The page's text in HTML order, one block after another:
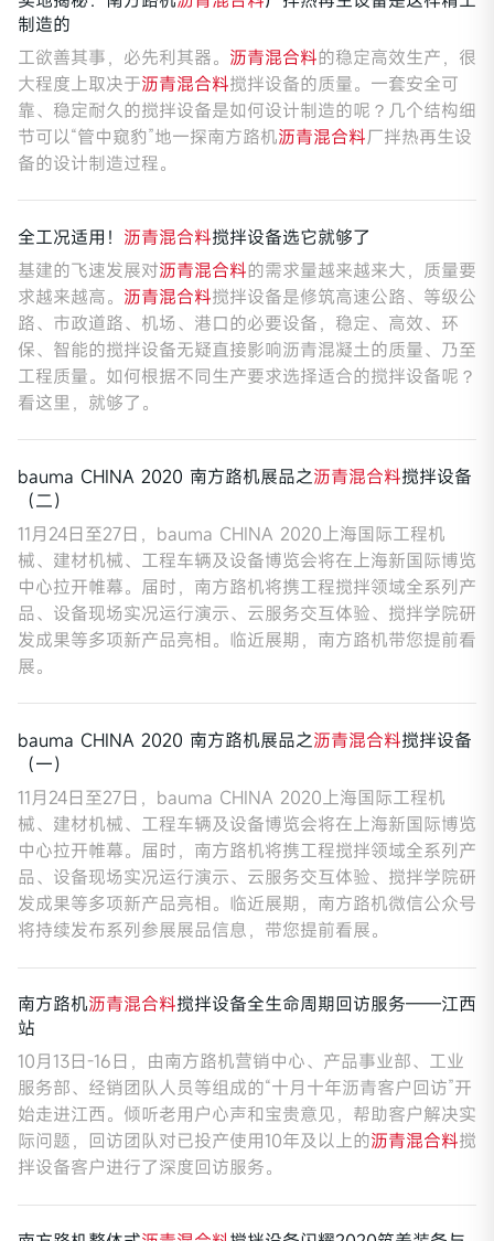
制造的
​工欲善其事，必先利其器。 沥青混合料的稳定高效生产，很
大程度上取决于沥青混合料搅拌设备的质量。一套安全可
靠、稳定耐久的搅拌设备是如何设计制造的呢？几个结构细
节可以“管中窥豹”地一探南方路机沥青混合料厂拌热再生设
备的设计制造过程。
全工况适用！ 沥青混合料搅拌设备选它就够了
基建的飞速发展对沥青混合料的需求量越来越来大，质量要
求越来越高。 沥青混合料搅拌设备是修筑高速公路、等级公
路、市政道路、机场、港口的必要设备，稳定、高效、环
保、智能的搅拌设备无疑直接影响沥青混凝土的质量、乃至
工程质量。如何根据不同生产要求选择适合的搅拌设备呢？
看这里，就够了。
bauma CHINA 2020 南方路机展品之沥青混合料搅拌设备
（二）
11月24日至27日，bauma CHINA 2020上海国际工程机
械、建材机械、工程车辆及设备博览会将在上海新国际博览
中心拉开帷幕。届时，南方路机将携工程搅拌领域全系列产
品、设备现场实况运行演示、云服务交互体验、搅拌学院研
发成果等多项新产品亮相。临近展期，南方路机带您提前看
展。
bauma CHINA 2020 南方路机展品之沥青混合料搅拌设备
（一）
11月24日至27日，bauma CHINA 2020上海国际工程机
械、建材机械、工程车辆及设备博览会将在上海新国际博览
中心拉开帷幕。届时，南方路机将携工程搅拌领域全系列产
品、设备现场实况运行演示、云服务交互体验、搅拌学院研
发成果等多项新产品亮相。临近展期，南方路机微信公众号
将持续发布系列参展展品信息，带您提前看展。
南方路机沥青混合料搅拌设备全生命周期回访服务——江西
站
10月13日-16日，由南方路机营销中心、产品事业部、工业
服务部、经销团队人员等组成的“十月十年沥青客户回访”开
始走进江西。倾听老用户心声和宝贵意见，帮助客户解决实
际问题，回访团队对已投产使用10年及以上的沥青混合料搅
拌设备客户进行了深度回访服务。